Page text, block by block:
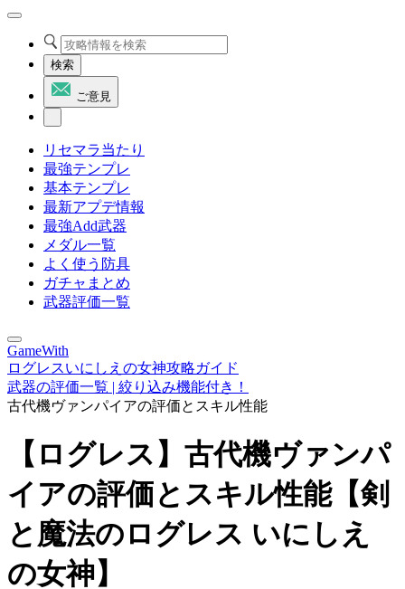
検索
ご意見
リセマラ当たり
最強テンプレ
基本テンプレ
最新アプデ情報
最強Add武器
メダル一覧
よく使う防具
ガチャまとめ
武器評価一覧
GameWith
ログレスいにしえの女神攻略ガイド
武器の評価一覧 | 絞り込み機能付き！
古代機ヴァンパイアの評価とスキル性能
【ログレス】古代機ヴァンパ
イアの評価とスキル性能【剣
と魔法のログレス いにしえ
の女神】